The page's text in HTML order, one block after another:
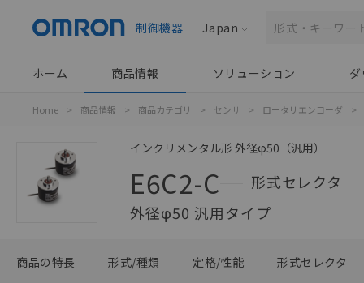
制御機器 Japan
ホーム 商品情報 ソリューション
Home > 商品情報 > 商品カテゴリ > センサ > ロータリエンコーダ >
インクリメンタル形 外径φ50（汎用）
E6C2-C
形式セレクタ
外径φ50 汎用タイプ
商品の特長 形式/種類 定格/性能 形式セレクタ